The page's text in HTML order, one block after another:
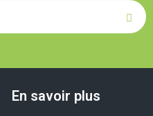
En savoir plus